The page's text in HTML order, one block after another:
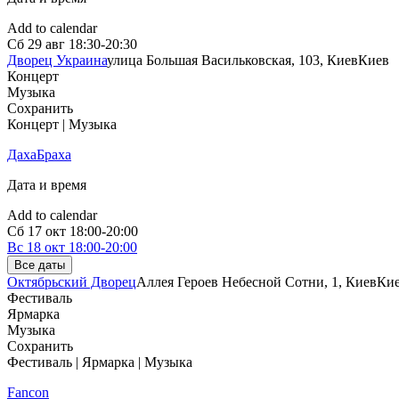
Add to calendar
Сб 29 авг 18:30-20:30
Дворец Украинаулица Большая Васильковская, 103, КиевКиев
Концерт
Музыка
Сохранить
Концерт | Музыка
ДахаБраха
Дата и время
Add to calendar
Сб 17 окт 18:00-20:00
Вс 18 окт 18:00-20:00
Все даты
Октябрьский ДворецАллея Героев Небесной Сотни, 1, Киев
Фестиваль
Ярмарка
Музыка
Сохранить
Фестиваль | Ярмарка | Музыка
Fancon